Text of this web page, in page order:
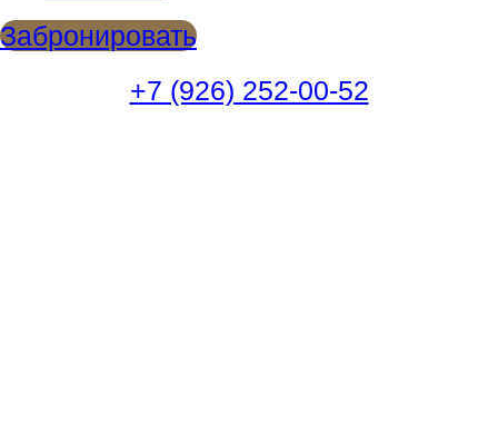
Забронировать
+7 (926) 252-00-52